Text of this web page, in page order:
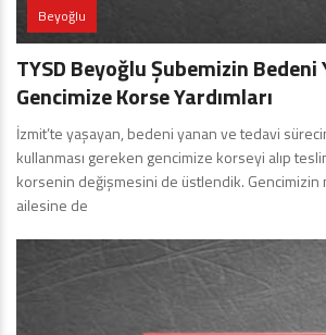
Beyoğlu
TYSD Beyoğlu Şubemizin Bedeni
Gencimize Korse Yardımları
İzmit’te yaşayan, bedeni yanan ve tedavi
kullanması gereken gencimize korseyi alıp
korsenin değişmesini de üstlendik. Gencimizin
ailesine de